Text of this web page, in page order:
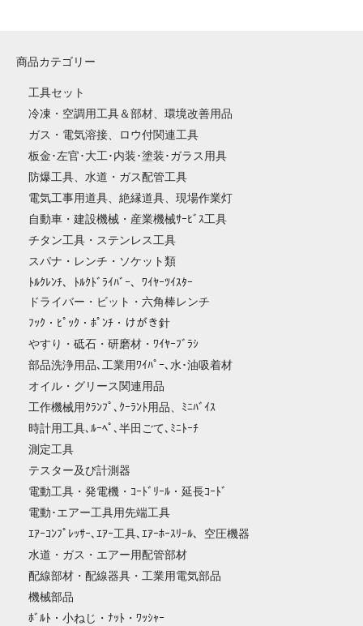
商品カテゴリー
工具セット
冷凍・空調用工具＆部材、環境改善用品
ガス・電気溶接、ロウ付関連工具
板金･左官･大工･内装･塗装･ガラス用具
防爆工具、水道・ガス配管工具
電気工事用道具、絶縁道具、現場作業灯
自動車・建設機械・産業機械ｻｰﾋﾞｽ工具
チタン工具・ステンレス工具
スパナ・レンチ・ソケット類
ﾄﾙｸﾚﾝﾁ、ﾄﾙｸﾄﾞﾗｲﾊﾞｰ、ﾜｲﾔｰﾂｲｽﾀｰ
ドライバー・ビット・六角棒レンチ
ﾌｯｸ・ﾋﾟｯｸ・ﾎﾟﾝﾁ・けがき針
やすり・砥石・研磨材・ﾜｲﾔｰﾌﾞﾗｼ
部品洗浄用品､工業用ﾜｲﾊﾟｰ､水･油吸着材
オイル・グリース関連用品
工作機械用ｸﾗﾝﾌﾟ､ｸｰﾗﾝﾄ用品、ﾐﾆﾊﾞｲｽ
時計用工具､ﾙｰﾍﾟ､半田ごて､ﾐﾆﾄｰﾁ
測定工具
テスター及び計測器
電動工具・発電機・ｺｰﾄﾞﾘｰﾙ・延長ｺｰﾄﾞ
電動･エアー工具用先端工具
ｴｱｰｺﾝﾌﾟﾚｯｻｰ､ｴｱｰ工具､ｴｱｰﾎｰｽﾘｰﾙ、空圧機器
水道・ガス・エアー用配管部材
配線部材・配線器具・工業用電気部品
機械部品
ﾎﾞﾙﾄ・小ねじ・ﾅｯﾄ・ﾜｯｼｬｰ